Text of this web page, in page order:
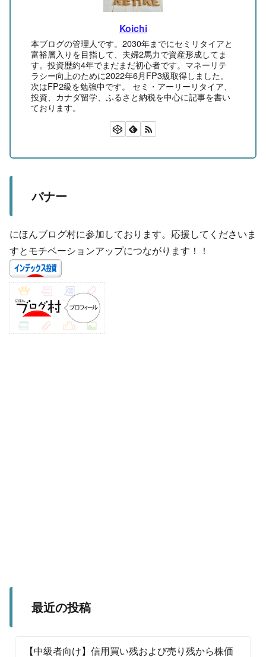
Koichi
本ブログの管理人です。2030年までにセミリタイアと
富裕層入りを目指して、夫婦2馬力で資産形成してま
す。投資歴約4年でまだまだ初心者です。マネーリテ
ラシー向上のために2022年6月FP3級取得しました。
次はFP2級を勉強中です。 セミ・アーリーリタイア、
投資、カナダ留学、ふるさと納税を中心に記事を書い
ております。
バナー
にほんブログ村に参加しております。応援してくださいま
すとモチベーションアップにつながります！！
最近の投稿
【中級者向け】信用買い残および売り残から株価